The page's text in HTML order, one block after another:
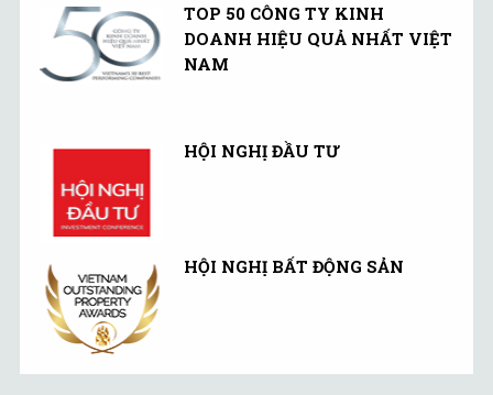
TOP 50 CÔNG TY KINH
DOANH HIỆU QUẢ NHẤT VIỆT
NAM
HỘI NGHỊ ĐẦU TƯ
HỘI NGHỊ BẤT ĐỘNG SẢN